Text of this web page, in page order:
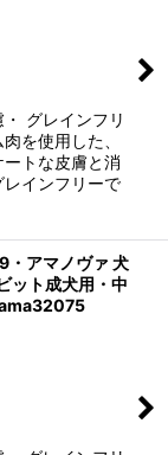
グレインフリ
を使用した、
トな皮膚と消
インフリーで
アマノヴァ 犬
ット成犬用・中